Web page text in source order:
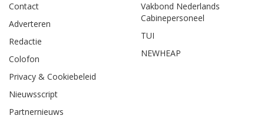
Contact
Adverteren
Redactie
Colofon
Privacy & Cookiebeleid
Nieuwsscript
Partnernieuws
Vakbond Nederlands
Cabinepersoneel
TUI
NEWHEAP